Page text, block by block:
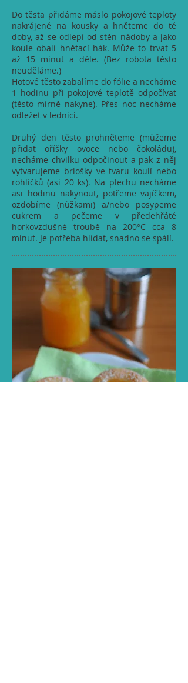
Do těsta přidáme máslo pokojové teploty
nakrájené na kousky a hněteme do té
doby, až se odlepí od stěn nádoby a jako
koule obalí hnětací hák. Může to trvat 5
až 15 minut a déle. (Bez robota těsto
neuděláme.)
Hotové těsto zabalíme do fólie a necháme
1 hodinu při pokojové teplotě odpočívat
(těsto mírně nakyne). Přes noc necháme
odležet v lednici.
Druhý den těsto prohněteme (můžeme
přidat oříšky ovoce nebo čokoládu),
necháme chvilku odpočinout a pak z něj
vytvarujeme briošky ve tvaru koulí nebo
rohlíčků (asi 20 ks). Na plechu necháme
asi hodinu nakynout, potřeme vajíčkem,
ozdobíme (nůžkami) a/nebo posypeme
cukrem a pečeme v předehřáté
horkovzdušné troubě na 200°C cca 8
minut. Je potřeba hlídat, snadno se spálí.